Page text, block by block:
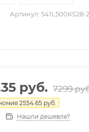
Артикул: 541L500KS28-
руб. 7299
2554.65 руб.
Нашли дешевле?